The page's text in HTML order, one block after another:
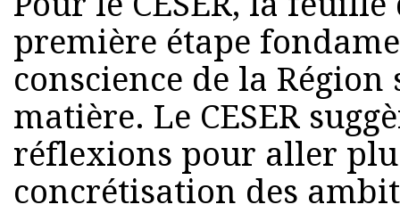
première étape
conscience de la
matière. Le CESER
réflexions pour aller
concrétisation des